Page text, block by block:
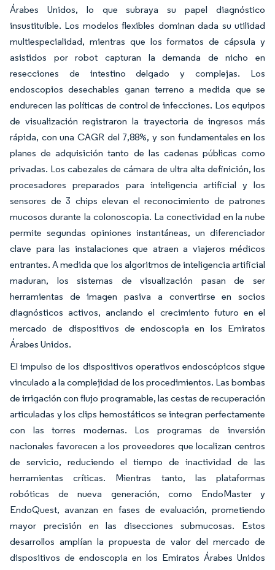
Árabes Unidos, lo que subraya su papel diagnóstico
insustituible. Los modelos flexibles dominan dada su utilidad
multiespecialidad, mientras que los formatos de cápsula y
asistidos por robot capturan la demanda de nicho en
resecciones de intestino delgado y complejas. Los
endoscopios desechables ganan terreno a medida que se
endurecen las políticas de control de infecciones. Los equipos
de visualización registraron la trayectoria de ingresos más
rápida, con una CAGR del 7,88%, y son fundamentales en los
planes de adquisición tanto de las cadenas públicas como
privadas. Los cabezales de cámara de ultra alta definición, los
procesadores preparados para inteligencia artificial y los
sensores de 3 chips elevan el reconocimiento de patrones
mucosos durante la colonoscopia. La conectividad en la nube
permite segundas opiniones instantáneas, un diferenciador
clave para las instalaciones que atraen a viajeros médicos
entrantes. A medida que los algoritmos de inteligencia artificial
maduran, los sistemas de visualización pasan de ser
herramientas de imagen pasiva a convertirse en socios
diagnósticos activos, anclando el crecimiento futuro en el
mercado de dispositivos de endoscopia en los Emiratos
Árabes Unidos.
El impulso de los dispositivos operativos endoscópicos sigue
vinculado a la complejidad de los procedimientos. Las bombas
de irrigación con flujo programable, las cestas de recuperación
articuladas y los clips hemostáticos se integran perfectamente
con las torres modernas. Los programas de inversión
nacionales favorecen a los proveedores que localizan centros
de servicio, reduciendo el tiempo de inactividad de las
herramientas críticas. Mientras tanto, las plataformas
robóticas de nueva generación, como EndoMaster y
EndoQuest, avanzan en fases de evaluación, prometiendo
mayor precisión en las disecciones submucosas. Estos
desarrollos amplían la propuesta de valor del mercado de
dispositivos de endoscopia en los Emiratos Árabes Unidos